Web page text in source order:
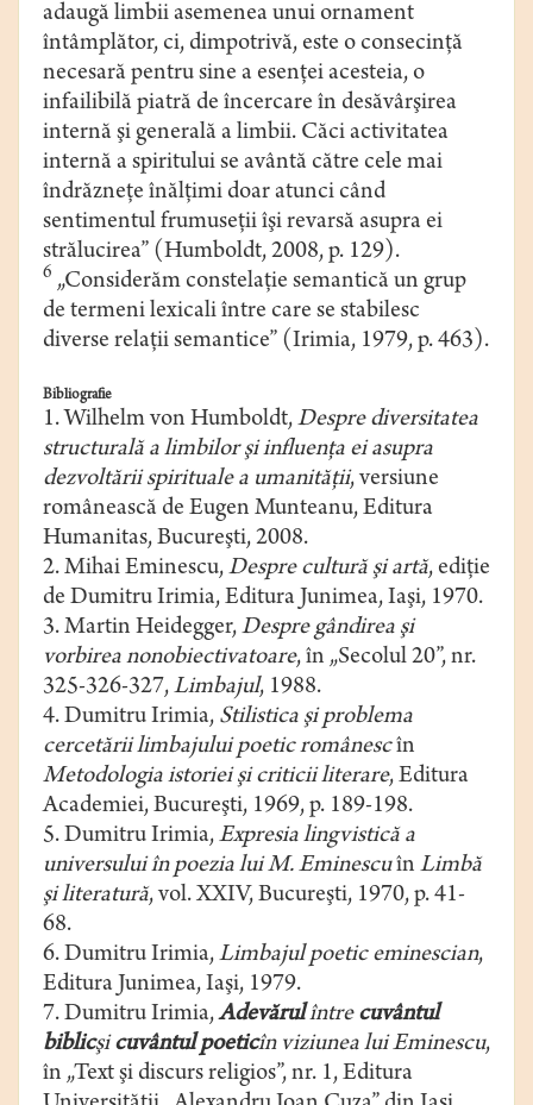
adaugă limbii asemenea unui ornament
întâmplător, ci, dimpotrivă, este o consecinţă
necesară pentru sine a esenţei acesteia, o
infailibilă piatră de încercare în desăvârşirea
internă şi generală a limbii. Căci activitatea
internă a spiritului se avântă către cele mai
îndrăzneţe înălţimi doar atunci când
sentimentul frumuseţii îşi revarsă asupra ei
strălucirea” (Humboldt, 2008, p. 129).
6 „Considerăm constelaţie semantică un grup
de termeni lexicali între care se stabilesc
diverse relaţii semantice” (Irimia, 1979, p. 463).
Bibliografie
1. Wilhelm von Humboldt,Despre diversitatea
structurală a limbilor şi influenţa ei asupra
dezvoltării spirituale a umanităţii, versiune
românească de Eugen Munteanu, Editura
Humanitas, Bucureşti, 2008.
2. Mihai Eminescu,Despre cultură şi artă, ediţie
de Dumitru Irimia, Editura Junimea, Iaşi, 1970.
3. Martin Heidegger,Despre gândirea şi
vorbirea nonobiectivatoare, în „Secolul 20”, nr.
325-326-327,Limbajul, 1988.
4. Dumitru Irimia, Stilistica şi problema
cercetării limbajului poetic românescîn
Metodologia istoriei şi criticii literare, Editura
Academiei, Bucureşti, 1969, p. 189-198.
5. Dumitru Irimia,Expresia lingvistică a
universului în poezia lui M. Eminescuîn Limbă
şi literatură, vol. XXIV, Bucureşti, 1970, p. 41-
68.
6. Dumitru Irimia,Limbajul poetic eminescian,
Editura Junimea, Iaşi, 1979.
7. Dumitru Irimia,Adevărulîntrecuvântul
biblicşicuvântul poeticîn viziunea lui Eminescu,
în „Text şi discurs religios”, nr. 1, Editura